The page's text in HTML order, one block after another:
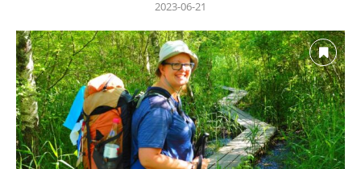
2023-06-21